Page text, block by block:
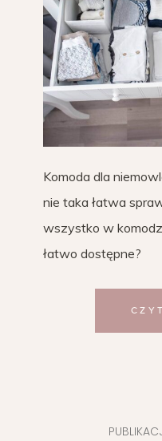
Komoda dla
nie taka łatwa
wszystko w
łatwo dostępne?